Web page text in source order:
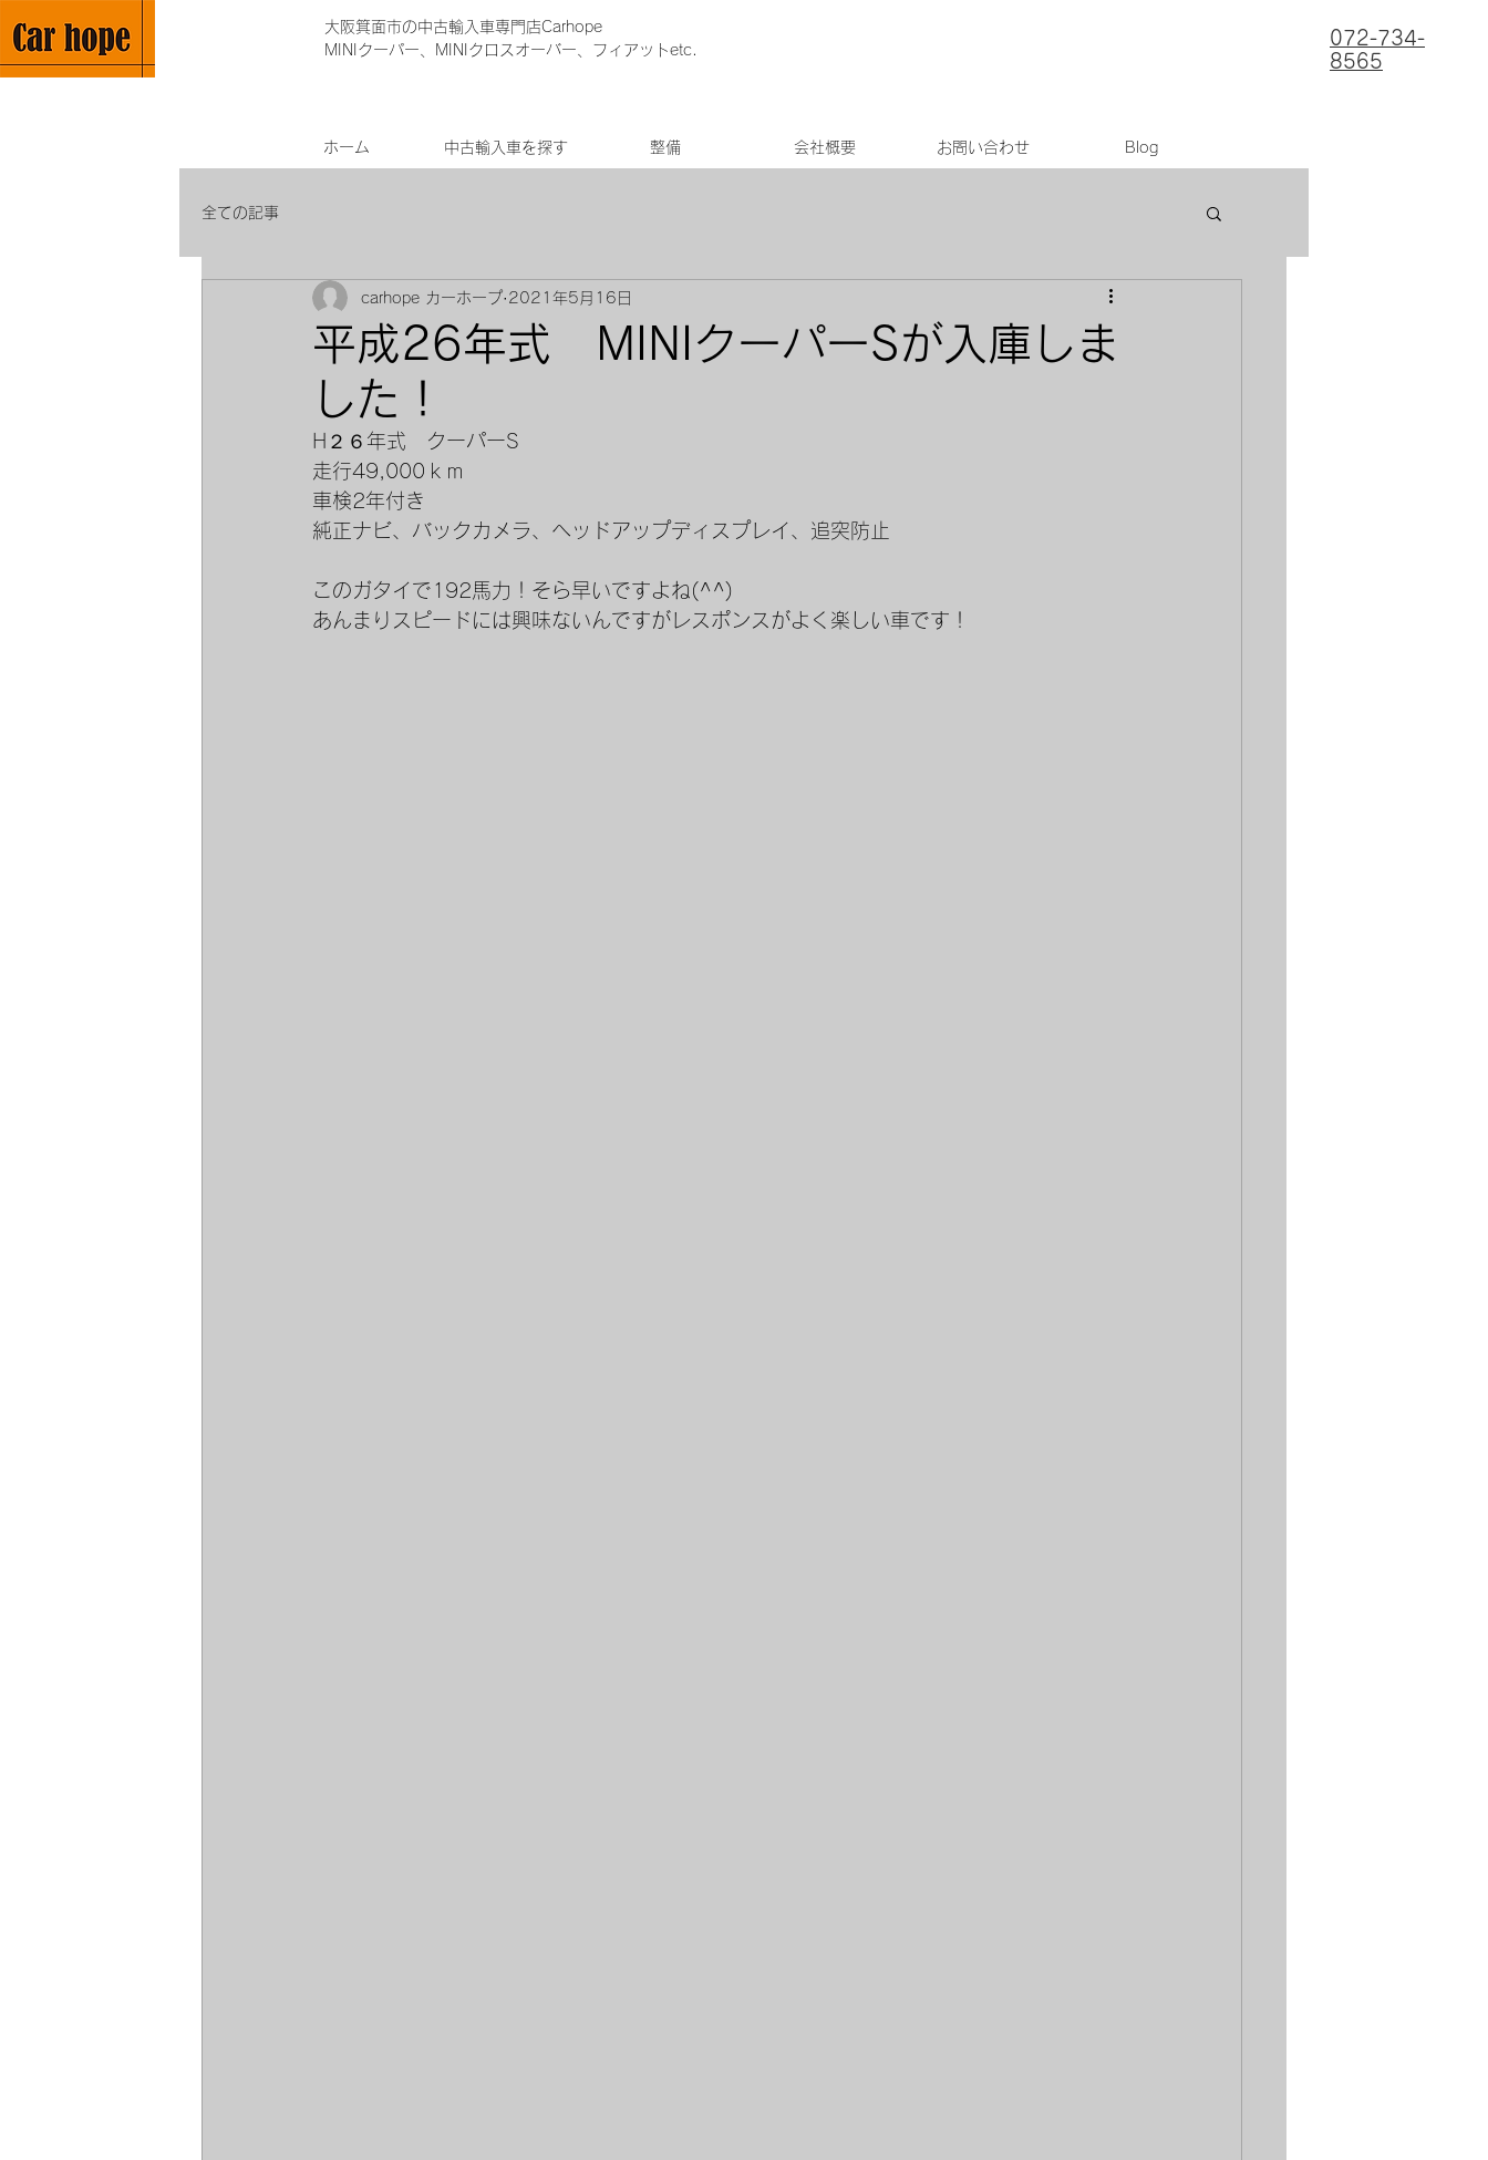
大阪箕面市の中古輸入車専門店Carhope
MINIクーパー、MINIクロスオーバー、フィアットetc.
072-734-
8565
ホーム 中古輸入車を探す 整備 会社概要 お問い合わせ Blog
全ての記事
平成26年式 MINIクーパーSが入庫しま
した！
carhope カーホープ 2021年5月16日
H２６年式　クーパーS
走行49,000ｋｍ
車検2年付き
純正ナビ、バックカメラ、ヘッドアップディスプレイ、追突防止
このガタイで192馬力！そら早いですよね(^^)
あんまりスピードには興味ないんですがレスポンスがよく楽しい車です！